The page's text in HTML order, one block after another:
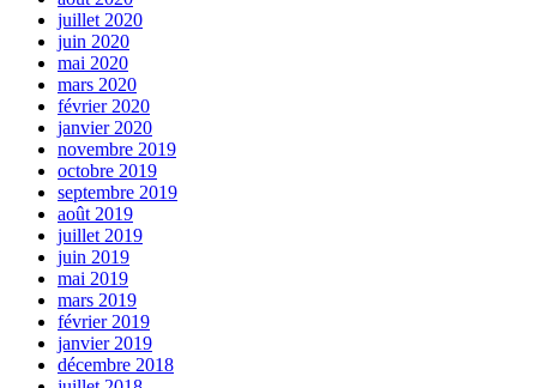
juillet 2020
juin 2020
mai 2020
mars 2020
février 2020
janvier 2020
novembre 2019
octobre 2019
septembre 2019
août 2019
juillet 2019
juin 2019
mai 2019
mars 2019
février 2019
janvier 2019
décembre 2018